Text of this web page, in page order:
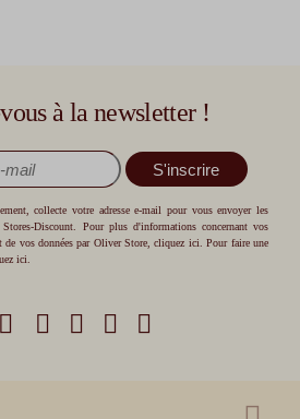
à la newsletter !
S'inscrire
collecte votre adresse e-mail pour vous envoyer les
Stores-Discount. Pour plus d'informations concernant vos
de vos données par Oliver Store,cliquez ici. Pour faire une
ici.